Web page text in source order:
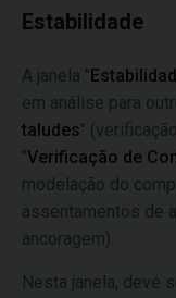
Estabilidade
A janela "
em análise para
taludes"
"Verificação de
modelação do
assentamentos de
ancoragem).
Nesta janela, deve